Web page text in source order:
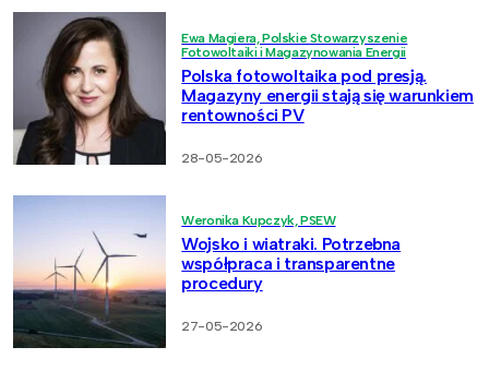
Ewa Magiera, Polskie Stowarzyszenie
Fotowoltaiki i Magazynowania Energii
Polska fotowoltaika pod presją.
Magazyny energii stają się warunkiem
rentowności PV
28-05-2026
Weronika Kupczyk, PSEW
Wojsko i wiatraki. Potrzebna
współpraca i transparentne
procedury
27-05-2026